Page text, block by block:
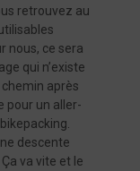
retrouvez au
nous, ce sera
qui n’existe
après
pour un aller-
descente
va vite et le